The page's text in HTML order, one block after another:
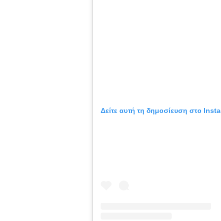
Δείτε αυτή τη δημοσίευση στο